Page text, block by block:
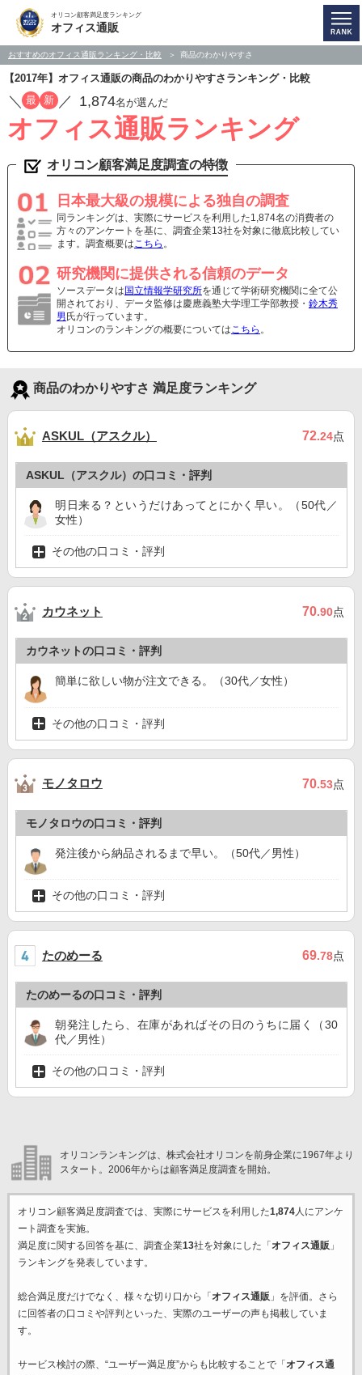
オリコン顧客満足度ランキング
オフィス通販
おすすめのオフィス通販ランキング・比較 商品のわかりやすさ
【2017年】オフィス通販の商品のわかりやすさランキング・比較
／ 最 新 ／ 1,874名が選んだ
オフィス通販ランキング
オリコン顧客満足度調査の特徴
日本最大級の規模による独自の調査
同ランキングは、実際にサービスを利用した1,874名の消費者の
方々のアンケートを基に、調査企業13社を対象に徹底比較してい
ます。調査概要はこちら 。
研究機関に提供される信頼のデータ
ソースデータは 国立情報学研究所を通じて学術研究機関に全て公
開されており、データ監修は慶應義塾大学理工学部教授・ 鈴木秀
男 氏が行っています。
オリコンのランキングの概要についてはこちら 。
商品のわかりやすさ 満足度ランキング
ASKUL（アスクル） 72.24点
ASKUL（アスクル）の口コミ・評判
明日来る？というだけあってとにかく早い。（50代／
女性）
その他の口コミ・評判
カウネット 70.90点
カウネットの口コミ・評判
簡単に欲しい物が注文できる。（30代／女性）
その他の口コミ・評判
モノタロウ 70.53点
モノタロウの口コミ・評判
発注後から納品されるまで早い。（50代／男性）
その他の口コミ・評判
たのめーる 69.78点
たのめーるの口コミ・評判
朝発注したら、在庫があればその日のうちに届く（30
代／男性）
その他の口コミ・評判
オリコンランキングは、株式会社オリコンを前身企業に1967年より
スタート。2006年からは顧客満足度調査を開始。
オリコン顧客満足度調査では、実際にサービスを利用した1,874人にアンケ
ート調査を実施。
満足度に関する回答を基に、調査企業13社を対象にした「 オフィス通販 」
ランキングを発表しています。
総合満足度だけでなく、様々な切り口から「 オフィス通販 」を評価。さら
に回答者の口コミや評判といった、実際のユーザーの声も掲載していま
す。
サービス検討の際、“ユーザー満足度”からも比較することで「 オフィス通